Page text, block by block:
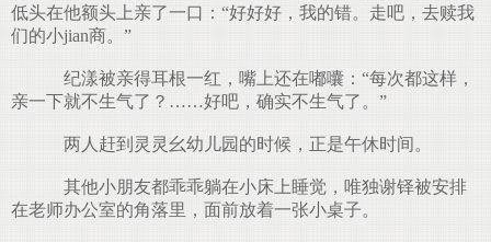
低头在他额头上亲了一口：“好好好，我的错。走吧，去赎我
们的小jian商。”
纪漾被亲得耳根一红，嘴上还在嘟囔：“每次都这样，
亲一下就不生气了？……好吧，确实不生气了。”
两人赶到灵灵幺幼儿园的时候，正是午休时间。
其他小朋友都乖乖躺在小床上睡觉，唯独谢铎被安排
在老师办公室的角落里，面前放着一张小桌子。